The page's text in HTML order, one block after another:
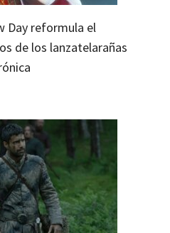
Day reformula el
de los lanzatelarañas